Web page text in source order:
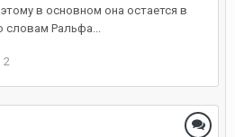
в основном она остается в
словам Ральфа...
2